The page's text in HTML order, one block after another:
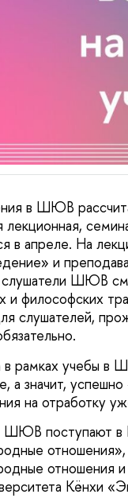
в ШЮВ
в апреле. На
и
ШЮВ
и философских
слушателей,
в рамках учебы в
а значит,
на отработку
ШЮВ поступают
отношения
Кёнхи